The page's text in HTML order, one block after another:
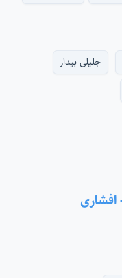
جلیلی بیدار